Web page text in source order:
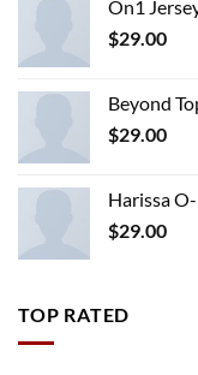
On1
$29.00
Beyond
$29.00
Harissa
$29.00
TOP RATED